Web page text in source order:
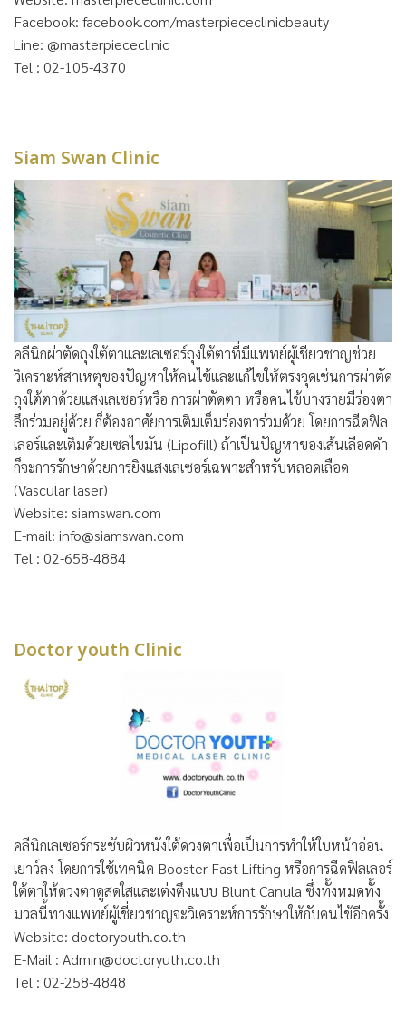
Facebook: facebook.com/masterpiececlinicbeauty
Line: @masterpiececlinic
Tel : 02-105-4370
Siam Swan Clinic
คลีนิกผ่าตัดถุงใต้ตาและเลเซอร์ถุงใต้ตาที่มีแพทย์ผู้เชียวชาญช่วย
วิเคราะห์สาเหตุของปัญหาให้คนไข้และแก้ไขให้ตรงจุดเช่นการผ่าตัด
ถุงใต้ตาด้วยแสงเลเซอร์หรือ การผ่าตัดตา หรือคนไข้บางรายมีร่องตา
ลึกร่วมอยู่ด้วย ก็ต้องอาศัยการเติมเต็มร่องตาร่วมด้วย โดยการฉีดฟิล
เลอร์และเติมด้วยเซลไขมัน (Lipofill) ถ้าเป็นปัญหาของเส้นเลือดดำ
ก็จะการรักษาด้วยการยิงแสงเลเซอร์เฉพาะสำหรับหลอดเลือด
(Vascular laser)
Website: siamswan.com
E-mail: info@siamswan.com
Tel : 02-658-4884
Doctor youth Clinic
คลีนิกเลเซอร์กระชับผิวหนังใต้ดวงตาเพื่อเป็นการทำให้ใบหน้าอ่อน
เยาว์ลง โดยการใช้เทคนิค Booster Fast Lifting หรือการฉีดฟิลเลอร์
ใต้ตาให้ดวงตาดูสดใสและเต่งตึงแบบ Blunt Canula ซึ่งทั้งหมดทั้ง
มวลนี้ทางแพทย์ผู้เชี่ยวชาญจะวิเคราะห์การรักษาให้กับคนไข้อีกครั้ง
Website: doctoryouth.co.th
E-Mail : Admin@doctoryuth.co.th
Tel : 02-258-4848